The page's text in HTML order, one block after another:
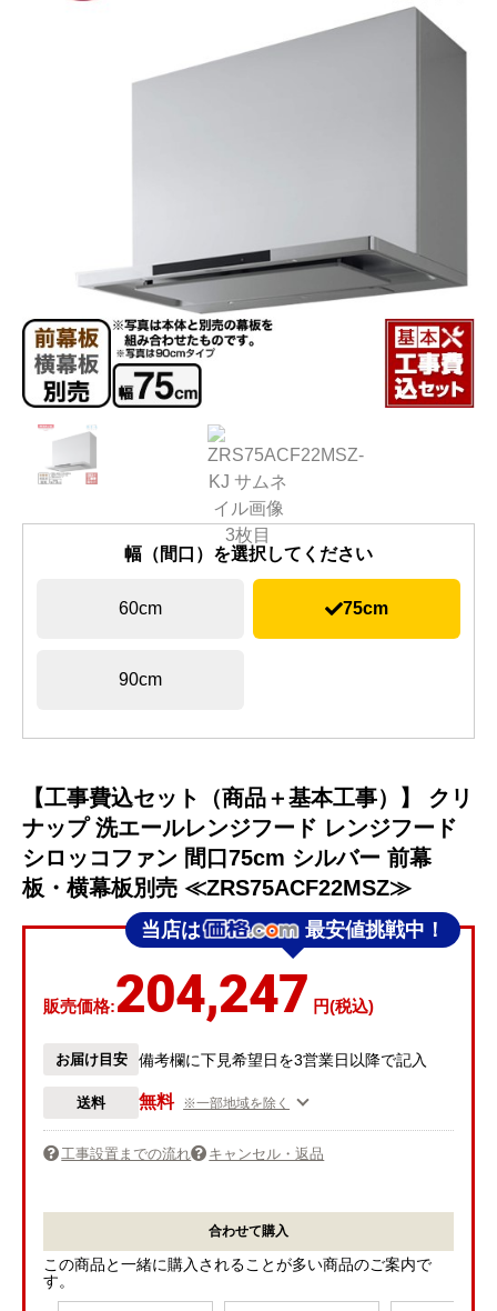
幅（間口）を選択してください
60cm 75cm
90cm
【工事費込セット（商品＋基本工事）】 クリ
ナップ 洗エールレンジフード レンジフード
シロッコファン 間口75cm シルバー 前幕
板・横幕板別売 ≪ZRS75ACF22MSZ≫
当店は 最安値挑戦中！
販売価格:204,247 円(税込)
お届け目安 備考欄に下見希望日を3営業日以降で記入
送料 無料 ※一部地域を除く
工事設置までの流れ キャンセル・返品
合わせて購入
この商品と一緒に購入されることが多い商品のご案内で
す。